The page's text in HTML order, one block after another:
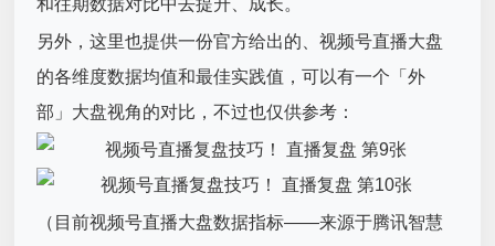
另外，这里也提供一份官方给出的、视频号直播大盘
的各维度数据均值和最佳实践值，可以有一个「外
部」大盘视角的对比，不过也仅供参考：
（目前视频号直播大盘数据指标——来源于腾讯智慧